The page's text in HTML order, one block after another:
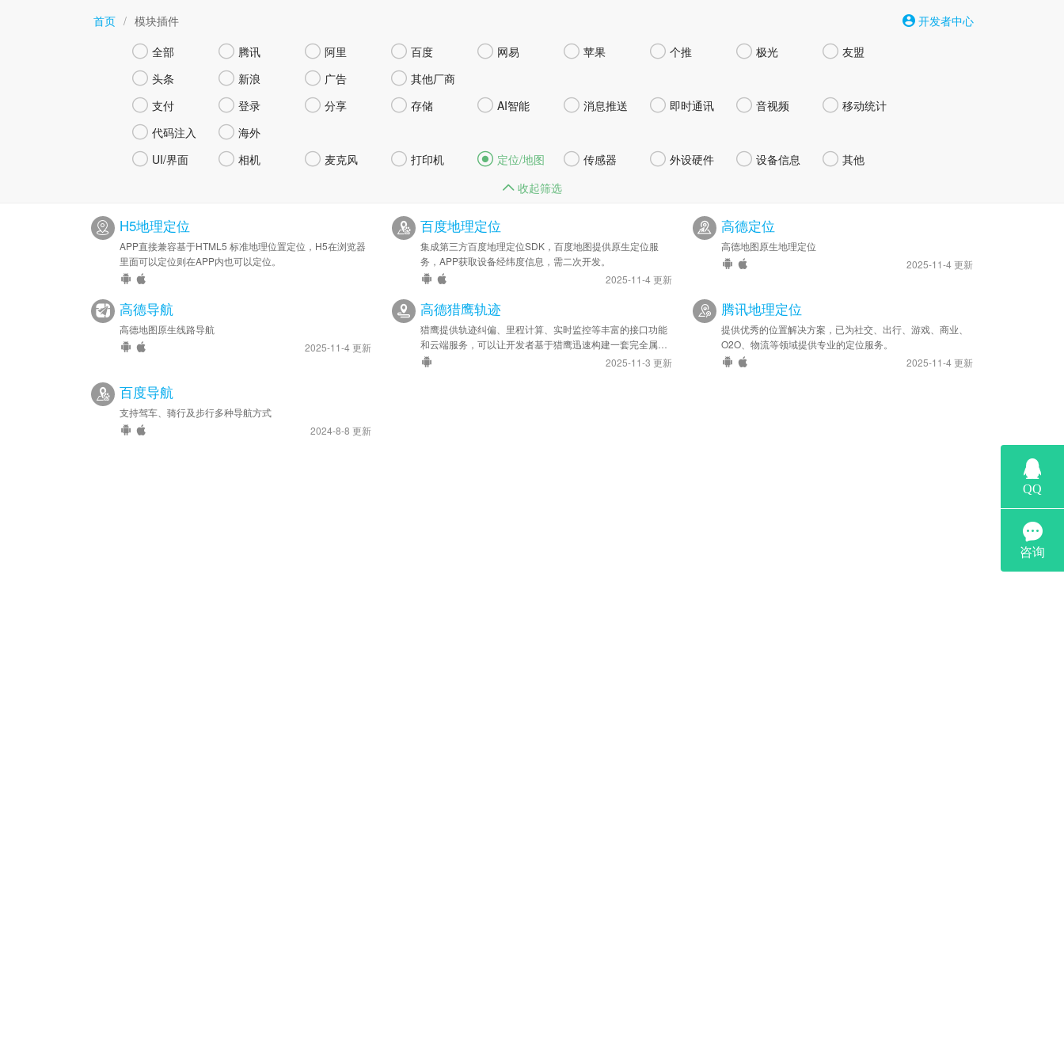
首页 / 模块插件 开发者中心
 全部  腾讯  阿里  百度  网易  苹果  个推  极光  友盟
 头条  新浪  广告  其他厂商
 支付  登录  分享  存储  AI智能  消息推送  即时通讯  音视频  移动统计
 代码注入  海外
 UI/界面  相机  麦克风  打印机  定位/地图  传感器  外设硬件  设备信息  其他
收起筛选
H5地理定位
APP直接兼容基于HTML5 标准地理位置定位，H5在浏览器
里面可以定位则在APP内也可以定位。
百度地理定位
集成第三方百度地理定位SDK，百度地图提供原生定位服
务，APP获取设备经纬度信息，需二次开发。
2025-11-4 更新
高德定位
高德地图原生地理定位
2025-11-4 更新
高德导航
高德地图原生线路导航
2025-11-4 更新
高德猎鹰轨迹
猎鹰提供轨迹纠偏、里程计算、实时监控等丰富的接口功能
和云端服务，可以让开发者基于猎鹰迅速构建一套完全属于
自己的精准、高效的轨迹管理系统，应用于车队管理、人员
2025-11-3 更新
腾讯地理定位
提供优秀的位置解决方案，已为社交、出行、游戏、商业、
O2O、物流等领域提供专业的定位服务。
2025-11-4 更新
百度导航
支持驾车、骑行及步行多种导航方式
2024-8-8 更新